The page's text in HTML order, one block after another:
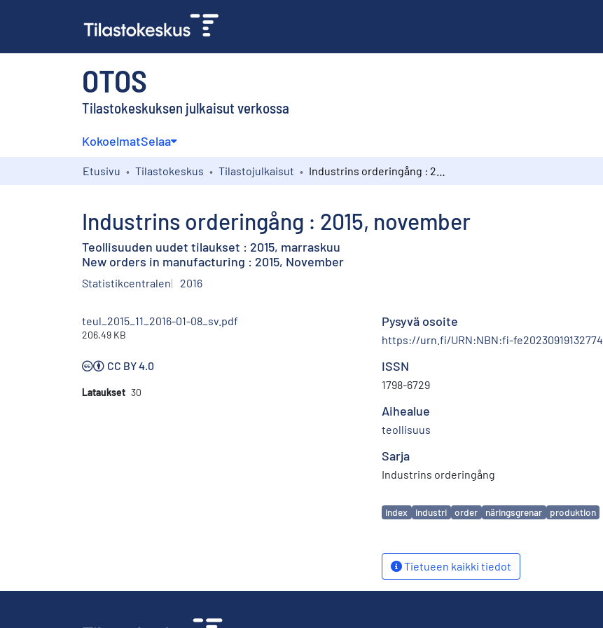
OTOS
Tilastokeskuksen julkaisut verkossa
KokoelmatSelaa
Etusivu Tilastokeskus Tilastojulkaisut
Industrins orderingång : 2015, november
Teollisuuden uudet tilaukset : 2015, marraskuu
New orders in manufacturing : 2015, November
Statistikcentralen 2016
teul_2015_11_2016-01-08_sv.pdf
206.49 KB
CC BY 4.0
Lataukset 30
Pysyvä osoite
https://urn.fi/URN:NBN:fi-fe20230919132774
ISSN
1798-6729
Aihealue
teollisuus
Sarja
Industrins orderingång
Avainsanat
index industri order näringsgrenar produktion
Tietueen kaikki tiedot